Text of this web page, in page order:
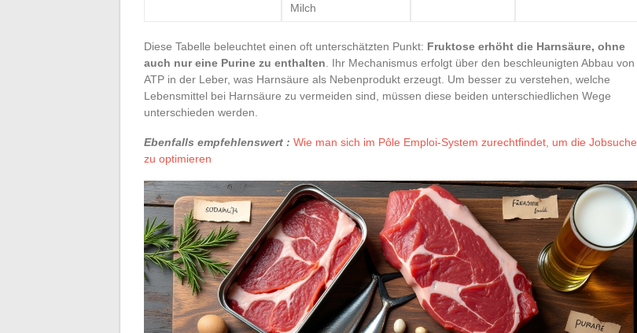
Milch
Diese Tabelle beleuchtet einen oft unterschätzten Punkt: Fruktose erhöht die Harnsäure, ohne
auch nur eine Purine zu enthalten . Ihr Mechanismus erfolgt über den beschleunigten Abbau von
ATP in der Leber, was Harnsäure als Nebenprodukt erzeugt. Um besser zu verstehen, welche
Lebensmittel bei Harnsäure zu vermeiden sind, müssen diese beiden unterschiedlichen Wege
unterschieden werden.
Ebenfalls empfehlenswert : Wie man sich im Pôle Emploi-System zurechtfindet, um die Jobsuche
zu optimieren